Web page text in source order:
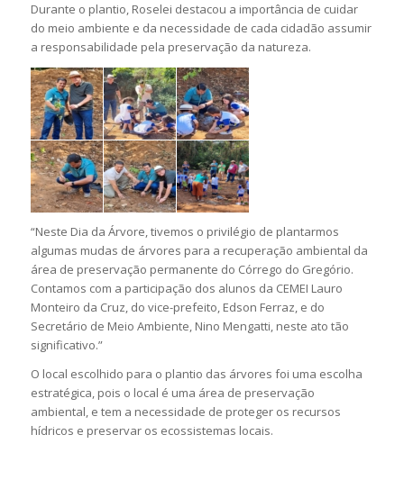
Durante o plantio, Roselei destacou a importância de cuidar
do meio ambiente e da necessidade de cada cidadão assumir
a responsabilidade pela preservação da natureza.
“Neste Dia da Árvore, tivemos o privilégio de plantarmos
algumas mudas de árvores para a recuperação ambiental da
área de preservação permanente do Córrego do Gregório.
Contamos com a participação dos alunos da CEMEI Lauro
Monteiro da Cruz, do vice-prefeito, Edson Ferraz, e do
Secretário de Meio Ambiente, Nino Mengatti, neste ato tão
significativo.”
O local escolhido para o plantio das árvores foi uma escolha
estratégica, pois o local é uma área de preservação
ambiental, e tem a necessidade de proteger os recursos
hídricos e preservar os ecossistemas locais.